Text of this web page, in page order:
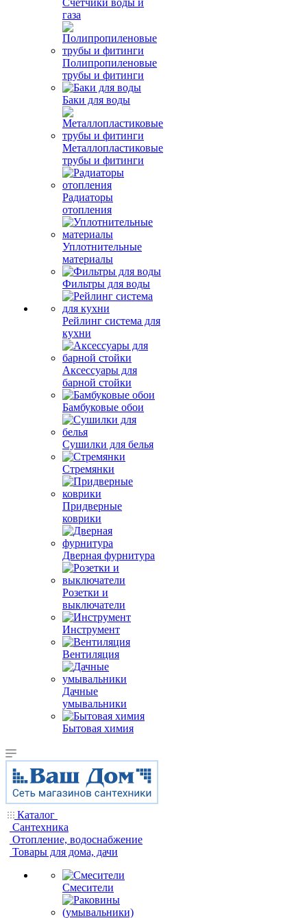
Счетчики воды и
газа
Полипропиленовые
трубы и фитинги
Баки для воды
Металлопластиковые
трубы и фитинги
Радиаторы
отопления
Уплотнительные
материалы
Фильтры для воды
Рейлинг система для
кухни
Аксессуары для
барной стойки
Бамбуковые обои
Сушилки для белья
Стремянки
Придверные
коврики
Дверная фурнитура
Розетки и
выключатели
Инструмент
Вентиляция
Дачные
умывальники
Бытовая химия
Каталог
Сантехника
Отопление, водоснабжение
Товары для дома, дачи
Смесители